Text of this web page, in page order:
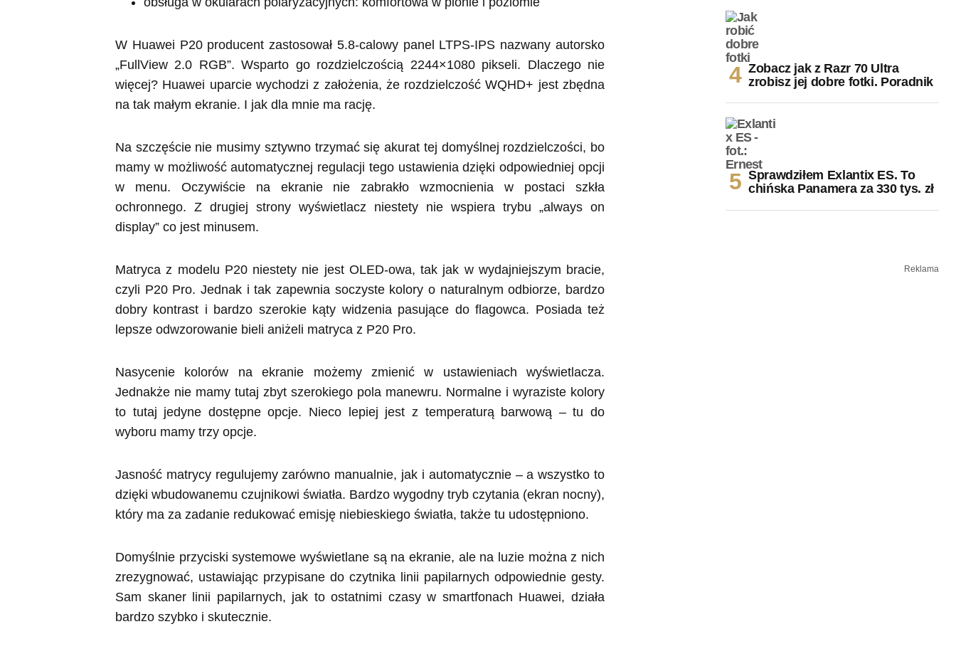
W Huawei P20 producent zastosował 5.8-calowy panel LTPS-IPS nazwany autorsko
„FullView 2.0 RGB”. Wsparto go rozdzielczością 2244×1080 pikseli. Dlaczego nie
więcej? Huawei uparcie wychodzi z założenia, że rozdzielczość WQHD+ jest zbędna
na tak małym ekranie. I jak dla mnie ma rację.
Na szczęście nie musimy sztywno trzymać się akurat tej domyślnej rozdzielczości, bo
mamy w możliwość automatycznej regulacji tego ustawienia dzięki odpowiedniej opcji
w menu. Oczywiście na ekranie nie zabrakło wzmocnienia w postaci szkła
ochronnego. Z drugiej strony wyświetlacz niestety nie wspiera trybu „always on
display” co jest minusem.
Matryca z modelu P20 niestety nie jest OLED-owa, tak jak w wydajniejszym bracie,
czyli P20 Pro. Jednak i tak zapewnia soczyste kolory o naturalnym odbiorze, bardzo
dobry kontrast i bardzo szerokie kąty widzenia pasujące do flagowca. Posiada też
lepsze odwzorowanie bieli aniżeli matryca z P20 Pro.
Nasycenie kolorów na ekranie możemy zmienić w ustawieniach wyświetlacza.
Jednakże nie mamy tutaj zbyt szerokiego pola manewru. Normalne i wyraziste kolory
to tutaj jedyne dostępne opcje. Nieco lepiej jest z temperaturą barwową – tu do
wyboru mamy trzy opcje.
Jasność matrycy regulujemy zarówno manualnie, jak i automatycznie – a wszystko to
dzięki wbudowanemu czujnikowi światła. Bardzo wygodny tryb czytania (ekran nocny),
który ma za zadanie redukować emisję niebieskiego światła, także tu udostępniono.
Domyślnie przyciski systemowe wyświetlane są na ekranie, ale na luzie można z nich
zrezygnować, ustawiając przypisane do czytnika linii papilarnych odpowiednie gesty.
Sam skaner linii papilarnych, jak to ostatnimi czasy w smartfonach Huawei, działa
bardzo szybko i skutecznie.
Zobacz jak z Razr 70 Ultra
zrobisz jej dobre fotki. Poradnik
Sprawdziłem Exlantix ES. To
chińska Panamera za 330 tys. zł
Reklama